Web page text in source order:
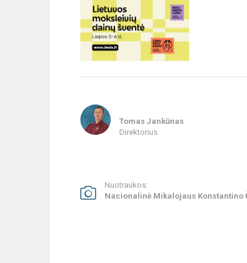
Tomas Jankūnas
Direktorius
Nuotraukos:
Nacionalinė Mikalojaus Konstantino